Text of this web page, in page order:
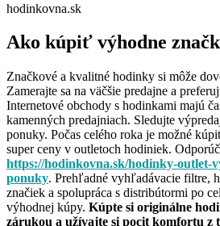
hodinkovna.sk
Ako kúpiť výhodne
Značkové a kvalitné hodinky si môže
Zamerajte sa na väčšie predajne a
Internetové obchody s hodinkami majú
kamenných predajniach. Sledujte
ponuky. Počas celého roka je možné
super ceny v outletoch hodiniek.
https://hodinkovna.sk/hodinky-outlet-
ponuky. Prehľadné vyhľadávacie filtre,
značiek a spolupráca s distribútormi po
výhodnej kúpy. Kúpte si originálne
zárukou a užívajte si pocit komfortu z